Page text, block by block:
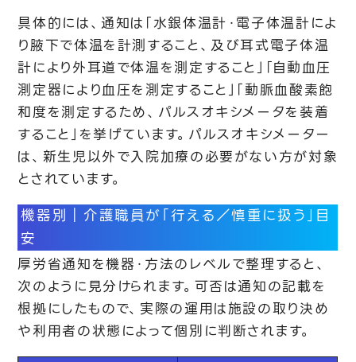
具体的には、通知は「水銀体温計・電子体温計によ
り腋下で体温を計測すること、及び耳式電子体温
計により外耳道で体温を測定すること」「自動血圧
測定器により血圧を測定すること」「動脈血酸素飽
和度を測定するため、パルスオキシメータを装着
すること」を挙げています。パルスオキシメーター
は、新生児以外で入院加療の必要がない方が対象
とされています。
機器別｜介護職員が「行える／慎重に扱う」目
安
厚労省通知を機器・方法のレベルで整理すると、
次のように見分けられます。可否は通知の記載を
根拠にしたもので、実際の運用は施設の取り決め
や利用者の状態によって個別に判断されます。